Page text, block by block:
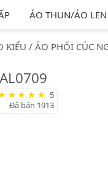
ÁO THUN/ÁO LEN
KIỂU / ÁO PHỐI CÚC
5
Đã bán 1913